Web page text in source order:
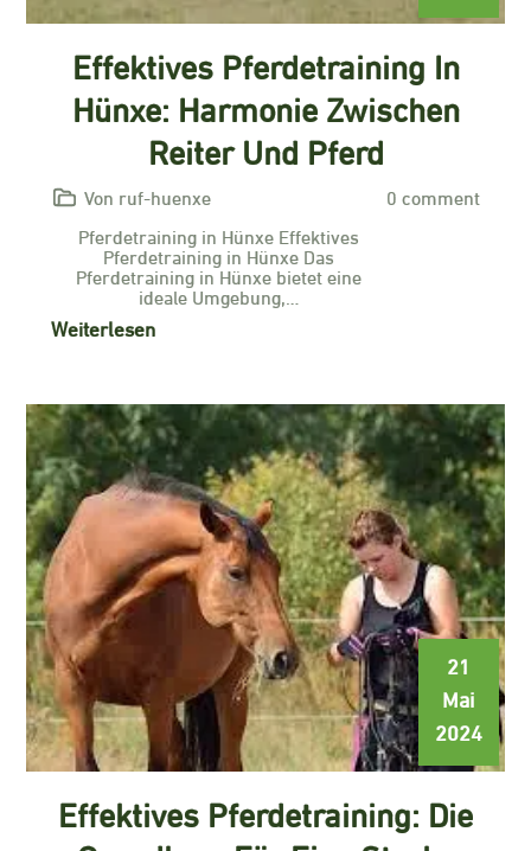
Effektives Pferdetraining In
Hünxe: Harmonie Zwischen
Reiter Und Pferd
Von ruf-huenxe
0 comment
Pferdetraining in Hünxe Effektives
Pferdetraining in Hünxe Das
Pferdetraining in Hünxe bietet eine
ideale Umgebung,…
Weiterlesen
21
Mai
2024
Effektives Pferdetraining: Die